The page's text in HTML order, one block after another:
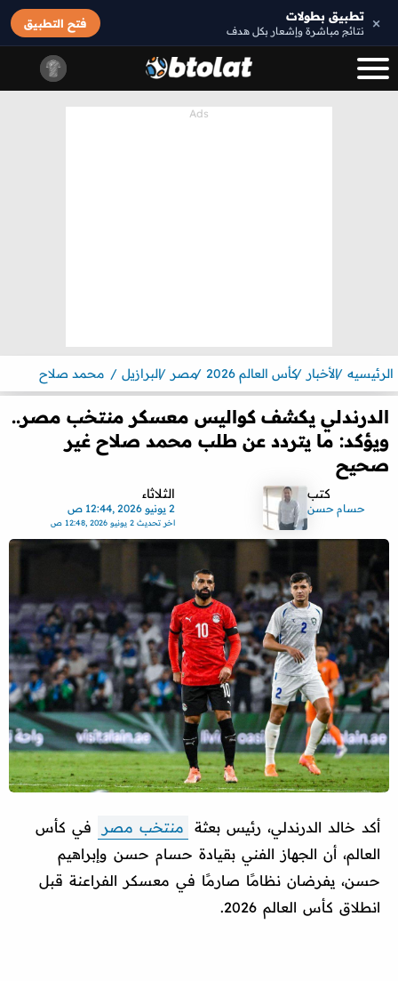
× تطبيق بطولات
نتائج مباشرة وإشعار بكل هدف
فتح التطبيق
الرئيسيه الأخبار كأس العالم 2026 مصر البرازيل محمد صلاح
الدرندلي يكشف كواليس معسكر منتخب مصر..
ويؤكد: ما يتردد عن طلب محمد صلاح غير
صحيح
كتب
حسام حسن
الثلاثاء
2 يونيو 2026 ,12:44 ص
اخر تحديث2 يونيو 2026 ,12:48 ص
أكد خالد الدرندلي، رئيس بعثة منتخب مصر
في كأس
العالم، أن الجهاز الفني بقيادة حسام حسن وإبراهيم
حسن، يفرضان نظامًا صارمًا في معسكر الفراعنة قبل
انطلاق كأس العالم 2026.